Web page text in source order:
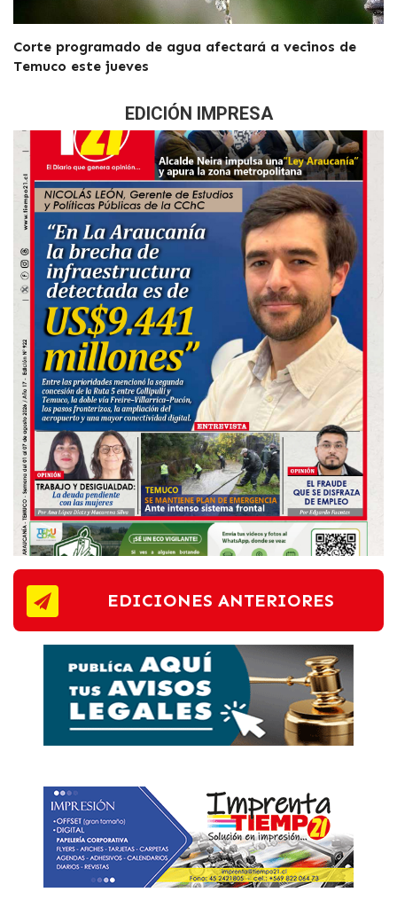
Corte programado de agua afectará a vecinos de
Temuco este jueves
EDICIÓN IMPRESA
EDICIONES ANTERIORES